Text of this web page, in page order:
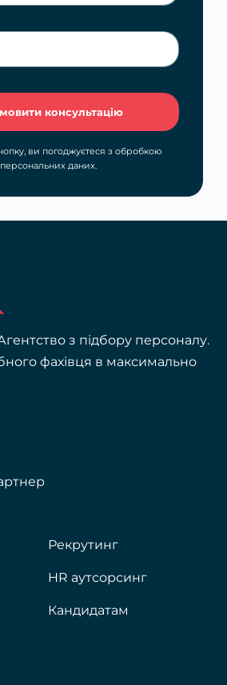
консультацію
ви погоджуєтеся з обробкою
персональних даних.
з підбору персоналу.
фахівця в максимально
Рекрутинг
HR аутсорсинг
Кандидатам